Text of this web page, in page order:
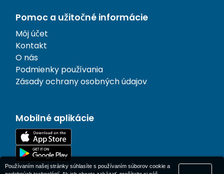
Pomoc a užitočné informácie
Môj účet
Kontakt
O nás
Podmienky používania
Zásady ochrany osobných údajov
Mobilné aplikácie
Používaním našej stránky súhlasíte s používaním súborov cookie a